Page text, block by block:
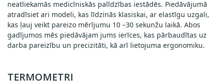
TERMOMETRI
neatliekamās medicīniskās palīdzības iestādēs. Piedāvājumā
atradīsiet ari modeli, kas līdzinās klasiskai, ar elastīgu uzgali,
kas ļauj veikt pareizo mērījumu 10 –30 sekunžu laikā. Abos
gadījumos mēs piedāvājam jums ierīces, kas pārbaudītas uz
darba pareizību un precizitāti, kā arī lietojuma ergonomiku.